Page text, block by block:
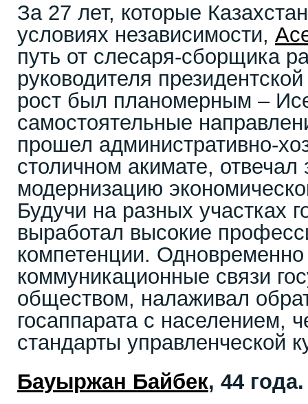
За 27 лет, которые
условиях независимости,
путь от слесаря-сборщика
руководителя
рост был планомерным –
самостоятельные
прошел административно-
столичном акимате, отвечал
модернизацию
Будучи на разных участках
выработал высокие
компетенции. Одновременно
коммуникационные связи
обществом, налаживал
госаппарата с населением,
стандарты управленческой
Бауыржан Байбек, 44